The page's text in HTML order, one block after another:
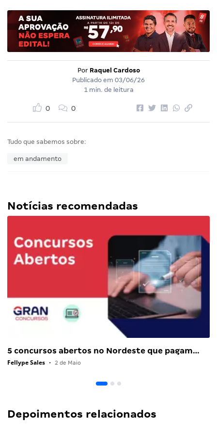
Por Raquel Cardoso
Publicado em 03/06/26
1 min. de leitura
0 0
Tudo que sabemos sobre:
em andamento
Notícias recomendadas
5 concursos abertos no Nordeste que pagam…
Fellype Sales • 2 de Maio
Depoimentos relacionados